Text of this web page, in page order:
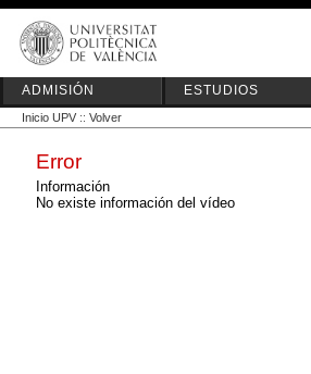
ADMISIÓN ESTUDIOS
Inicio UPV :: Volver
Error
Información
No existe información del vídeo